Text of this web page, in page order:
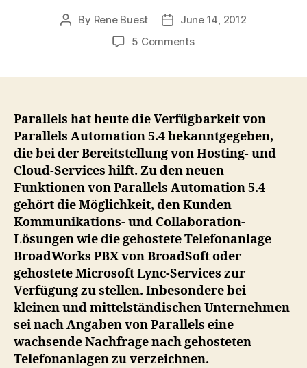
Post
By Rene Buest
PostJune 14, 2012
5 Commentson
5.4
Parallels hat heute die Verfügbarkeit von
Parallels Automation 5.4 bekanntgegeben,
die bei der Bereitstellung von Hosting- und
Cloud-Services hilft. Zu den neuen
Funktionen von Parallels Automation 5.4
gehört die Möglichkeit, den Kunden
Kommunikations- und Collaboration-
Lösungen wie die gehostete Telefonanlage
BroadWorks PBX von BroadSoft oder
gehostete Microsoft Lync-Services zur
Verfügung zu stellen. Inbesondere bei
kleinen und mittelständischen Unternehmen
sei nach Angaben von Parallels eine
wachsende Nachfrage nach gehosteten
Telefonanlagen zu verzeichnen.